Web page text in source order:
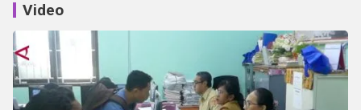
Video